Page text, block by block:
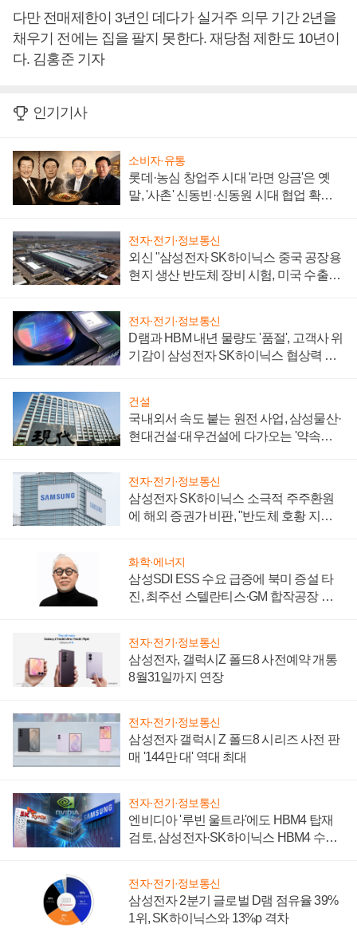
다만 전매제한이 3년인 데다가 실거주 의무 기간 2년을
채우기 전에는 집을 팔지 못한다. 재당첨 제한도 10년이
다. 김홍준 기자
인기기사
소비자·유통
롯데·농심 창업주 시대 '라면 앙금'은 옛
말, '사촌' 신동빈·신동원 시대 협업 확대
전자·전기·정보통신
외신 "삼성전자 SK하이닉스 중국 공장용
현지 생산 반도체 장비 시험, 미국 수출통
전자·전기·정보통신
D램과 HBM 내년 물량도 '품절', 고객사 위
기감이 삼성전자 SK하이닉스 협상력 더
건설
국내외서 속도 붙는 원전 사업, 삼성물산·
현대건설·대우건설에 다가오는 '약속의
전자·전기·정보통신
삼성전자 SK하이닉스 소극적 주주환원
에 해외 증권가 비판, "반도체 호황 지속
화학·에너지
삼성SDI ESS 수요 급증에 북미 증설 타
진, 최주선 스텔란티스·GM 합작공장 건
전자·전기·정보통신
삼성전자, 갤럭시Z 폴드8 사전예약 개통
8월31일까지 연장
전자·전기·정보통신
삼성전자 갤럭시 Z 폴드8 시리즈 사전 판
매 '144만 대' 역대 최대
전자·전기·정보통신
엔비디아 '루빈 울트라'에도 HBM4 탑재
검토, 삼성전자·SK하이닉스 HBM4 수율
전자·전기·정보통신
삼성전자 2분기 글로벌 D램 점유율 39%
1위, SK하이닉스와 13%p 격차